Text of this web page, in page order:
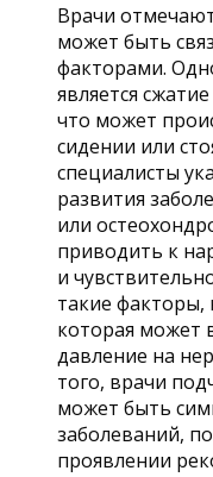
Врачи
может быть
факторами.
является
что может
сидении или
специалисты
развития
или
приводить к
и
такие факторы,
которая может
давление на
того, врачи
может быть
заболеваний,
проявлении